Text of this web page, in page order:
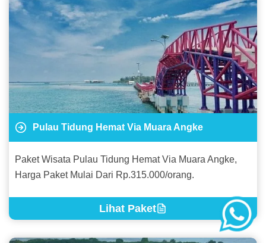
Pulau Tidung Hemat Via Muara Angke
Paket Wisata Pulau Tidung Hemat Via Muara Angke,
Harga Paket Mulai Dari Rp.315.000/orang.
Lihat Paket